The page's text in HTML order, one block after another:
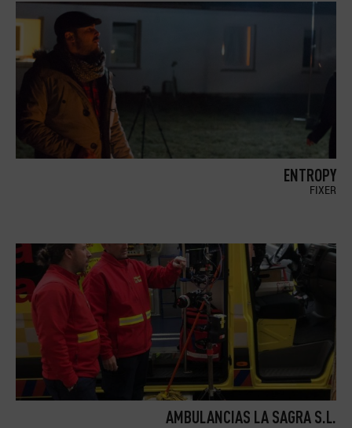
ENTROPY
FIXER
AMBULANCIAS LA SAGRA S.L.